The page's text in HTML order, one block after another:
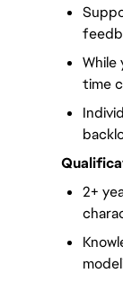
While
time
2+